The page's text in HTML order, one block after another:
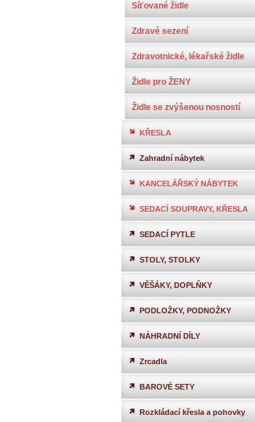
Síťované židle
Zdravé sezení
Zdravotnické, lékařské židle
Židle pro ŽENY
Židle se zvýšenou nosností
KŘESLA
Zahradní nábytek
KANCELÁŘSKÝ NÁBYTEK
SEDACÍ SOUPRAVY, KŘESLA
SEDACÍ PYTLE
STOLY, STOLKY
VĚŠÁKY, DOPLŇKY
PODLOŽKY, PODNOŽKY
NÁHRADNÍ DÍLY
Zrcadla
BAROVÉ SETY
Rozkládací křesla a pohovky